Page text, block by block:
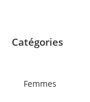
Catégories
Femmes